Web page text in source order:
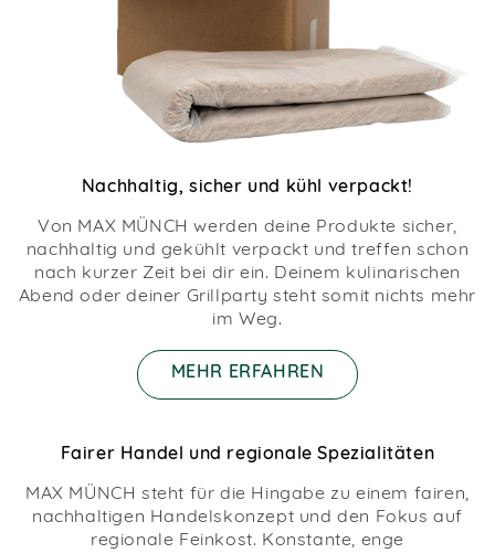
Nachhaltig, sicher und kühl verpackt!
Von MAX MÜNCH werden deine Produkte sicher,
nachhaltig und gekühlt verpackt und treffen schon
nach kurzer Zeit bei dir ein. Deinem kulinarischen
Abend oder deiner Grillparty steht somit nichts mehr
im Weg.
MEHR ERFAHREN
Fairer Handel und regionale Spezialitäten
MAX MÜNCH steht für die Hingabe zu einem fairen,
nachhaltigen Handelskonzept und den Fokus auf
regionale Feinkost. Konstante, enge